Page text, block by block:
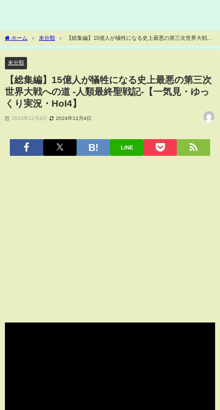
ホーム 未分類
【総集編】15億人が犠牲になる史上最悪の第三次世界大戦へ
の道 -人類最終聖戦記-【一気見・ゆっくり実況・HoI4】
未分類
【総集編】15億人が犠牲になる史上最悪の第三次
世界大戦への道 -人類最終聖戦記-【一気見・ゆっ
くり実況・HoI4】
2024年12月4日 2024年12月4日
LINE